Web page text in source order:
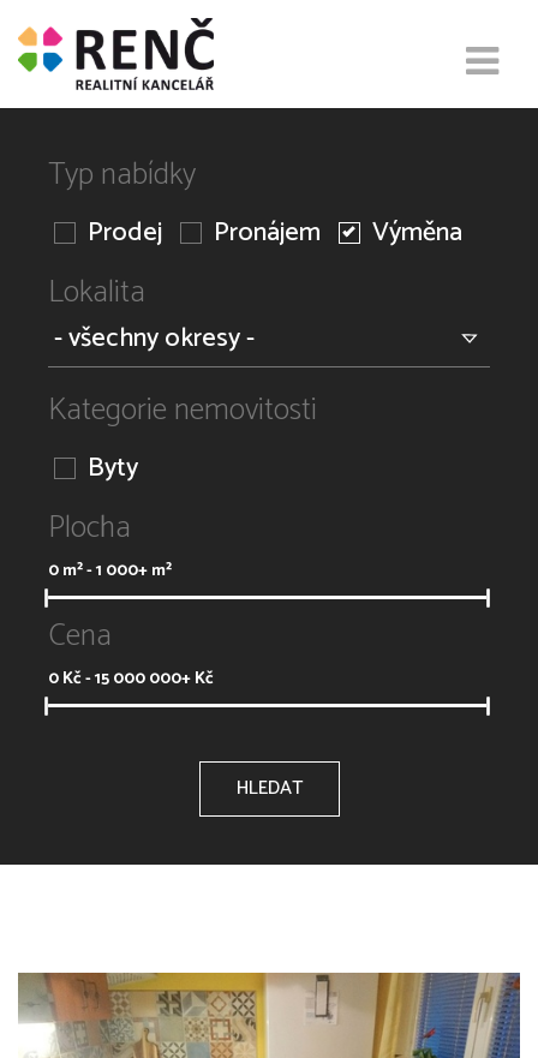
Typ nabídky
Prodej Pronájem Výměna
Lokalita
Kategorie nemovitosti
Byty
Plocha
0m² -1 000+m²
Cena
0Kč -15 000 000+Kč
HLEDAT